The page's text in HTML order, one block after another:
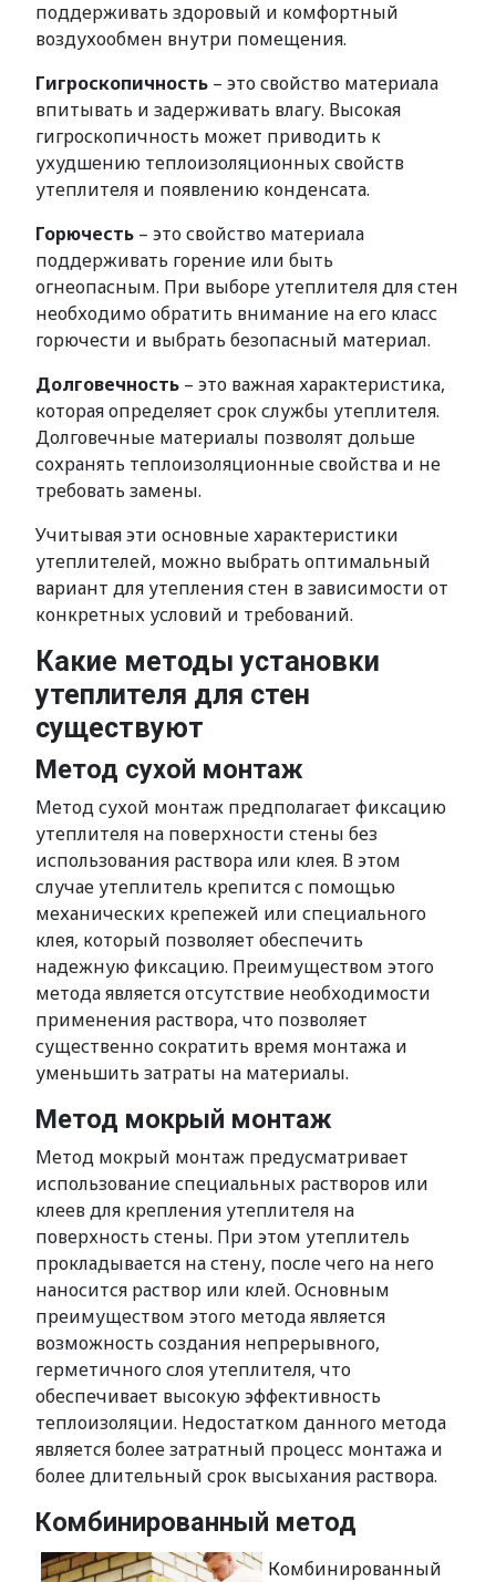
поддерживать здоровый и комфортный
воздухообмен внутри помещения.
Гигроскопичность – это свойство материала
впитывать и задерживать влагу. Высокая
гигроскопичность может приводить к
ухудшению теплоизоляционных свойств
утеплителя и появлению конденсата.
Горючесть – это свойство материала
поддерживать горение или быть
огнеопасным. При выборе утеплителя для стен
необходимо обратить внимание на его класс
горючести и выбрать безопасный материал.
Долговечность – это важная характеристика,
которая определяет срок службы утеплителя.
Долговечные материалы позволят дольше
сохранять теплоизоляционные свойства и не
требовать замены.
Учитывая эти основные характеристики
утеплителей, можно выбрать оптимальный
вариант для утепления стен в зависимости от
конкретных условий и требований.
Какие методы установки
утеплителя для стен
существуют
Метод сухой монтаж
Метод сухой монтаж предполагает фиксацию
утеплителя на поверхности стены без
использования раствора или клея. В этом
случае утеплитель крепится с помощью
механических крепежей или специального
клея, который позволяет обеспечить
надежную фиксацию. Преимуществом этого
метода является отсутствие необходимости
применения раствора, что позволяет
существенно сократить время монтажа и
уменьшить затраты на материалы.
Метод мокрый монтаж
Метод мокрый монтаж предусматривает
использование специальных растворов или
клеев для крепления утеплителя на
поверхность стены. При этом утеплитель
прокладывается на стену, после чего на него
наносится раствор или клей. Основным
преимуществом этого метода является
возможность создания непрерывного,
герметичного слоя утеплителя, что
обеспечивает высокую эффективность
теплоизоляции. Недостатком данного метода
является более затратный процесс монтажа и
более длительный срок высыхания раствора.
Комбинированный метод
Комбинированный